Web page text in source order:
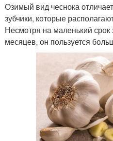
Озимый вид чеснока
зубчики, которые
Несмотря на маленький
месяцев, он пользуется